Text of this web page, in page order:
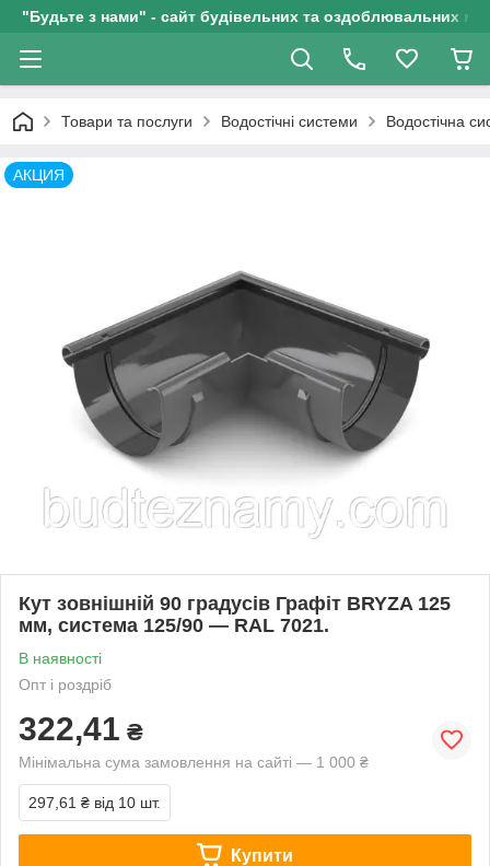
"Будьте з нами" - сайт будівельних та оздоблювальних
Товари та послуги Водостічні системи Водостічна
АКЦИЯ
Кут зовнішній 90 градусів Графіт BRYZA 125
мм, система 125/90 — RAL 7021.
В наявності
Опт і роздріб
322,41 ₴
Мінімальна сума замовлення на сайті — 1 000 ₴
297,61 ₴ від 10 шт.
Купити